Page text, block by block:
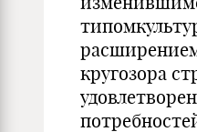
кругозора